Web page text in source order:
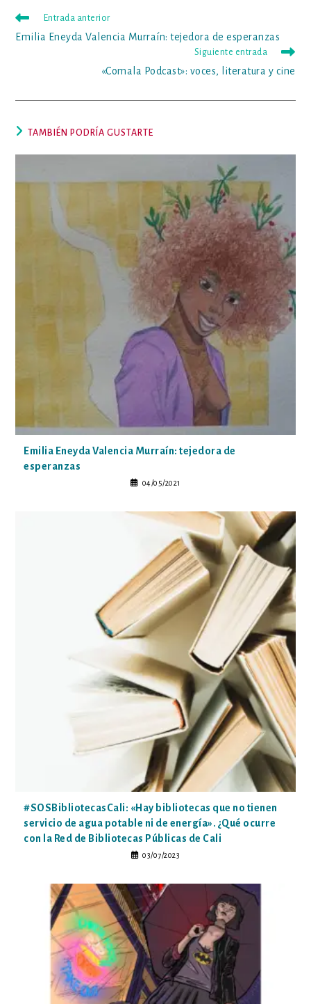
Leer
artículos
Entrada anterior
Emilia Eneyda Valencia Murraín: tejedora de esperanzas
Siguiente entrada
«Comala Podcast»: voces, literatura y cine
TAMBIÉN PODRÍA GUSTARTE
Emilia Eneyda Valencia Murraín: tejedora de
esperanzas
04/05/2021
#SOSBibliotecasCali: «Hay bibliotecas que no tienen
servicio de agua potable ni de energía». ¿Qué ocurre
con la Red de Bibliotecas Públicas de Cali
03/07/2023